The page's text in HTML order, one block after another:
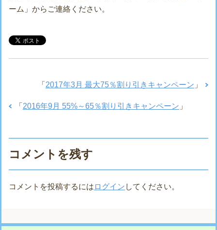
ーム」からご連絡ください。
「 2017年3月 最大75％割り引きキャンペーン 」
「 2016年9月 55%～65％割り引きキャンペーン 」
コメントを残す
コメントを投稿するには ログイン してください。